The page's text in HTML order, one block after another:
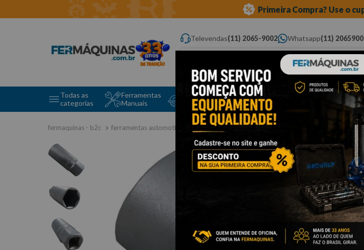
Primeira Compra? Use o
Televendas(11) 2065-9002 Whatsapp(11)
Digite aqui o que você procura...
Todas as
categorias
Ferramentas
Manuais
Ferramentas Elétricas
e Máquinas
Ferramentas
ferramentas automotivas especiais chave de vela